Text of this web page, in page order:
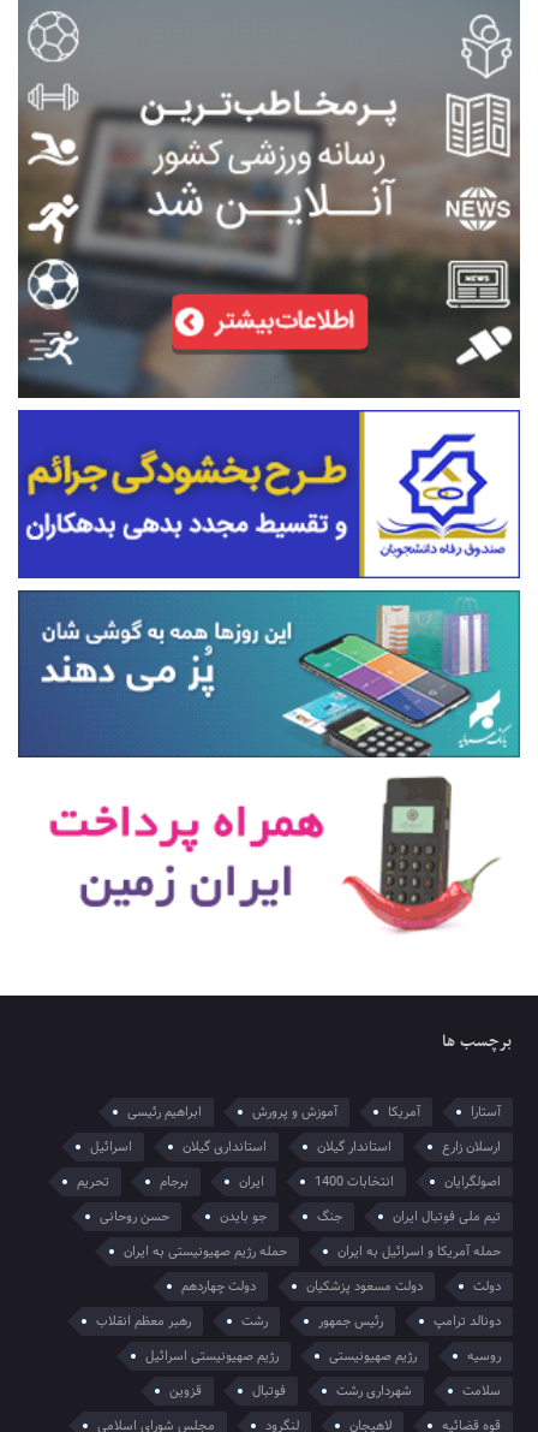
برچسب ها
آستارا آمریکا آموزش و پرورش
ابراهیم رئیسی
ارسلان زارع
استاندار گیلان استانداری گیلان
اسرائیل
اصولگرایان
انتخابات 1400 ایران برجام
تحریم
تیم ملی فوتبال ایران
جنگ جو بایدن
حسن روحانی
حمله آمریکا و اسرائیل به ایران
حمله رژیم صهیونیستی به ایران
دولت
دولت مسعود پزشکیان
دولت چهاردهم
دونالد ترامپ
رئیس جمهور رشت
رهبر معظم انقلاب
روسیه
رژیم صهیونیستی
رژیم صهیونیستی اسرائیل
سلامت
شهرداری رشت فوتبال
قزوین
قوه قضائیه
لاهیجان لنگرود مجلس شورای اسلامی